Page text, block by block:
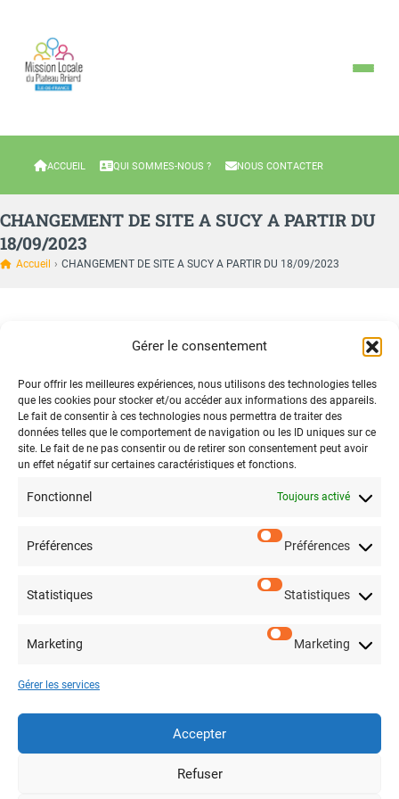
Gérer le consentement
Pour offrir les meilleures expériences, nous utilisons des technologies telles
que les cookies pour stocker et/ou accéder aux informations des appareils.
Le fait de consentir à ces technologies nous permettra de traiter des
données telles que le comportement de navigation ou les ID uniques sur ce
site. Le fait de ne pas consentir ou de retirer son consentement peut avoir
un effet négatif sur certaines caractéristiques et fonctions.
Fonctionnel Toujours activé
Préférences Préférences
Statistiques Statistiques
Marketing Marketing
Gérer les services
Accepter
Refuser
ACCUEIL QUI SOMMES-NOUS ? NOUS CONTACTER
CHANGEMENT DE SITE A SUCY A PARTIR DU
18/09/2023
Accueil › CHANGEMENT DE SITE A SUCY A PARTIR DU 18/09/2023
dérouleront à l’adresse suivante :
MAISON DE L ENFANCE ET DE LA JEUNESSE : 12 rue Ludovic Halevy
94370 Sucy-en-Brie
Mentions légales
Contact
Partenaire / Institution